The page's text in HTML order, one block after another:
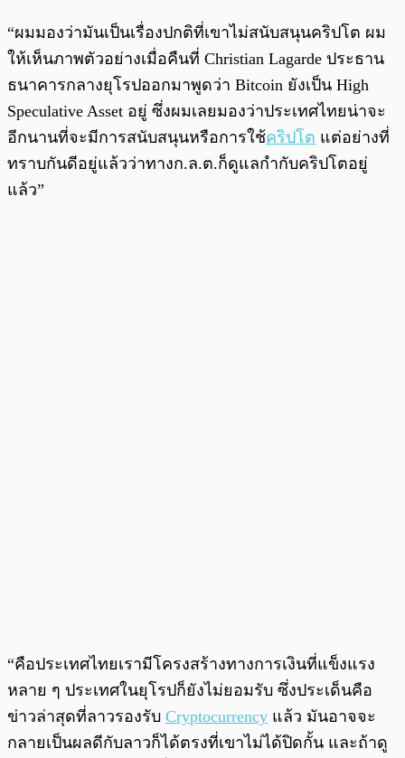
“ผมมองว่ามันเป็นเรื่องปกติที่เขาไม่สนับสนุนคริปโต ผม
ให้เห็นภาพตัวอย่างเมื่อคืนที่ Christian Lagarde ประธาน
ธนาคารกลางยุโรปออกมาพูดว่า Bitcoin ยังเป็น High
Speculative Asset อยู่ ซึ่งผมเลยมองว่าประเทศไทยน่าจะ
อีกนานที่จะมีการสนับสนุนหรือการใช้คริปโต แต่อย่างที่
ทราบกันดีอยู่แล้วว่าทางก.ล.ต.ก็ดูแลกำกับคริปโตอยู่
แล้ว”
“คือประเทศไทยเรามีโครงสร้างทางการเงินที่แข็งแรง
หลาย ๆ ประเทศในยุโรปก็ยังไม่ยอมรับ ซึ่งประเด็นคือ
ข่าวล่าสุดที่ลาวรองรับ Cryptocurrency แล้ว มันอาจจะ
กลายเป็นผลดีกับลาวก็ได้ตรงที่เขาไม่ได้ปิดกั้น และถ้าดู